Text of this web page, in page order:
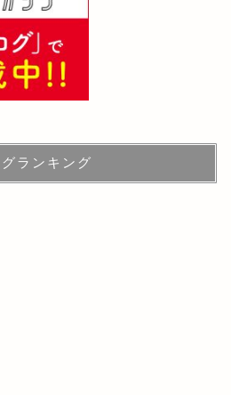
ランキング